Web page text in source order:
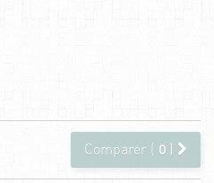
Comparer ( 0 )